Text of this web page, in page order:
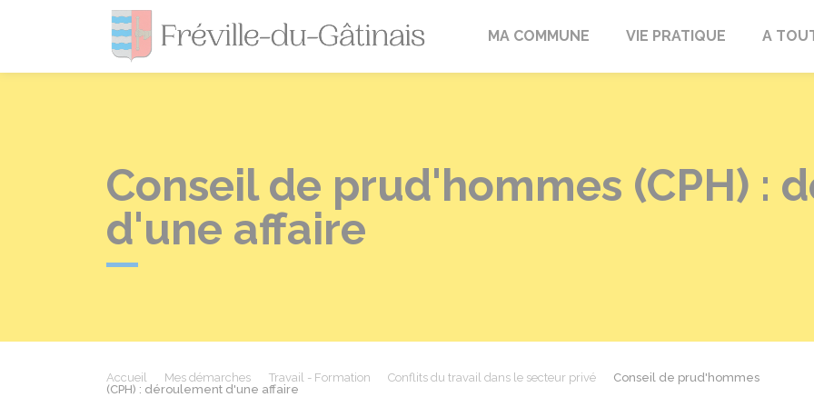
Fréville-du-Gâtinais
MA COMMUNE VIE PRATIQUE A
Conseil de prud'hommes (CPH) :
d'une affaire
Accueil Mes démarches Travail - Formation Conflits du travail dans le secteur privé
Conseil de prud'hommes
(CPH) : déroulement d'une affaire